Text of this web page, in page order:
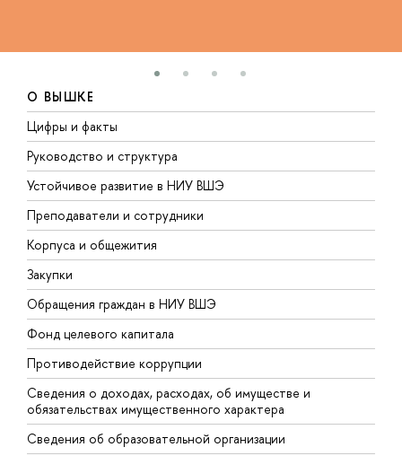
О ВЫШКЕ
Цифры и факты
Руководство и структура
Устойчивое развитие в НИУ ВШЭ
Преподаватели и сотрудники
Корпуса и общежития
Закупки
Обращения граждан в НИУ ВШЭ
Фонд целевого капитала
Противодействие коррупции
Сведения о доходах, расходах, об имуществе и
обязательствах имущественного характера
Сведения об образовательной организации